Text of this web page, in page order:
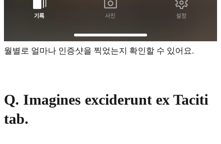
월별로 얼마나 인증샷을 찍었는지 확인할 수 있어요.
Q. Imagines exciderunt ex Taciti
tab.